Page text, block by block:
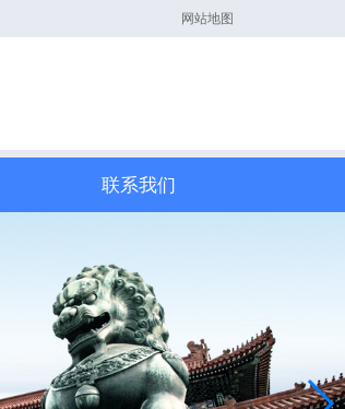
网站地图
联系我们